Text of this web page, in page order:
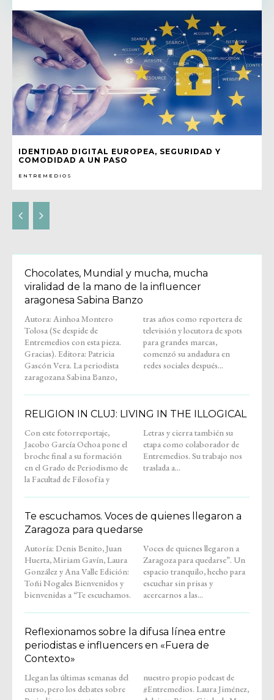
IDENTIDAD DIGITAL EUROPEA, SEGURIDAD Y
COMODIDAD A UN PASO
ENTREMEDIOS
Chocolates, Mundial y mucha, mucha
viralidad de la mano de la influencer
aragonesa Sabina Banzo
Autora: Ainhoa Montero
Tolosa (Se despide de
Entremedios con esta pieza.
Gracias). Editora: Patricia
Gascón Vera. La periodista
zaragozana Sabina Banzo,
tras años como reportera de
televisión y locutora de spots
para grandes marcas,
comenzó su andadura en
redes sociales después...
RELIGION IN CLUJ: LIVING IN THE ILLOGICAL
Con este fotorreportaje,
Jacobo García Ochoa pone el
broche final a su formación
en el Grado de Periodismo de
la Facultad de Filosofía y
Letras y cierra también su
etapa como colaborador de
Entremedios. Su trabajo nos
traslada a...
Te escuchamos. Voces de quienes llegaron a
Zaragoza para quedarse
Autoría: Denis Benito, Juan
Huerta, Miriam Gavín, Laura
González y Ana Valle Edición:
Toñi Nogales Bienvenidos y
bienvenidas a “Te escuchamos.
Voces de quienes llegaron a
Zaragoza para quedarse”. Un
espacio tranquilo, hecho para
escuchar sin prisas y
acercarnos a las...
Reflexionamos sobre la difusa línea entre
periodistas e influencers en «Fuera de
Contexto»
Llegan las últimas semanas del
curso, pero los debates sobre
nuestro propio podcast de
#Entremedios. Laura Jiménez,